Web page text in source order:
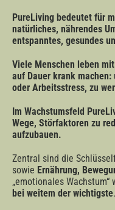
PureLiving bedeutet für
natürliches, nährendes
entspanntes, gesundes
Viele Menschen leben
auf Dauer krank machen:
oder Arbeitsstress, zu
Im Wachstumsfeld
Wege, Störfaktoren zu
aufzubauen.
Zentral sind die
sowie Ernährung,
„emotionales
bei weitem der wichtigste.